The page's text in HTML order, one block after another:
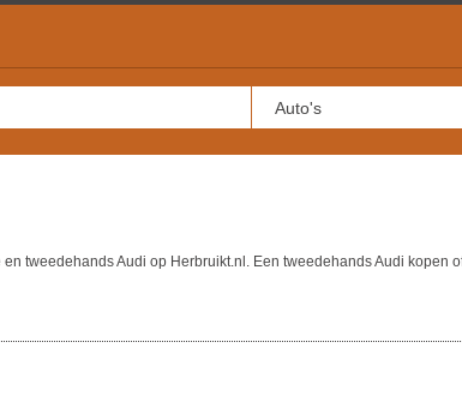
tweedehands Audi op Herbruikt.nl. Een tweedehands Audi kopen